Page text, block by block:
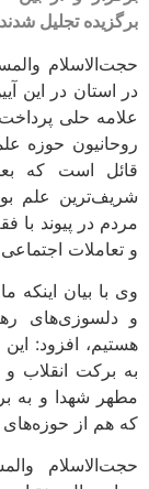
برگزیده تجلیل شدند.
حجت‌الاسلام
در استان در این
علامه حلی
روحانیون حوزه
قائل است که
شریف‌ترین علم
مردم در پیوند با
و تعاملات
وی با بیان اینکه
و دلسوزی‌های
هستیم، افزود:
به برکت انقلاب
مطهر شهدا و به
که هم از حوزه‌های
حجت‌الاسلام